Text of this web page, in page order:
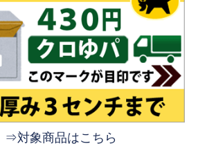
⇒対象商品はこちら